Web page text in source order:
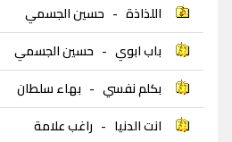
اللذاذة - حسين الجسمي
باب ابوي - حسين الجسمي
بكلم نفسي - بهاء سلطان
انت الدنيا - راغب علامة